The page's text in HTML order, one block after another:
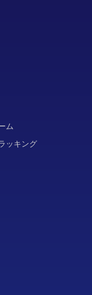
ム
ッキング